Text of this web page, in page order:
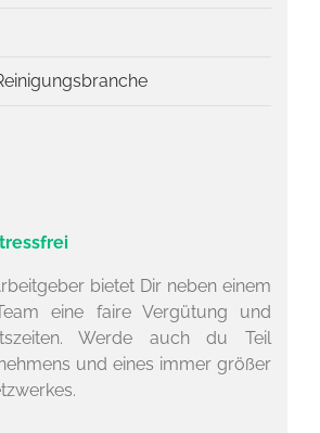
bietet Dir neben einem
eine faire Vergütung und
Werde auch du Teil
und eines immer größer